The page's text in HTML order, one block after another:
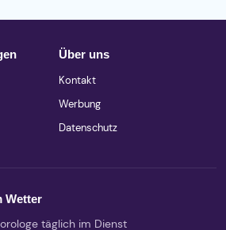
Über uns
Kontakt
Werbung
Datenschutz
Wetter
täglich im Dienst